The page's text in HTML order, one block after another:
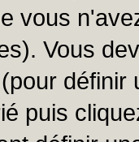
vous
Vous
définir
puis